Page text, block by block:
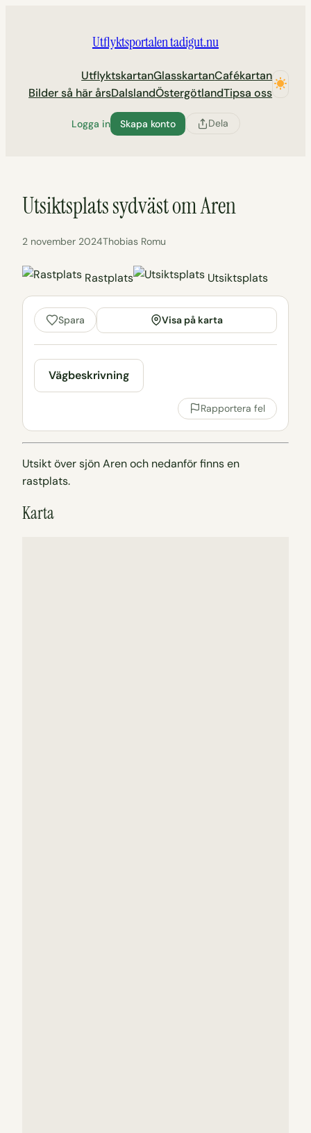
Utflyktsportalen tadigut.nu
UtflyktskartanGlasskartanCafékartan
Bilder så här årsDalslandÖstergötlandTipsa oss
Logga in Skapa konto Dela
Utsiktsplats sydväst om Aren
2 november 2024Thobias Romu
Rastplats Utsiktsplats
Spara Visa på karta
Vägbeskrivning
Rapportera fel
Utsikt över sjön Aren och nedanför finns en
rastplats.
Karta